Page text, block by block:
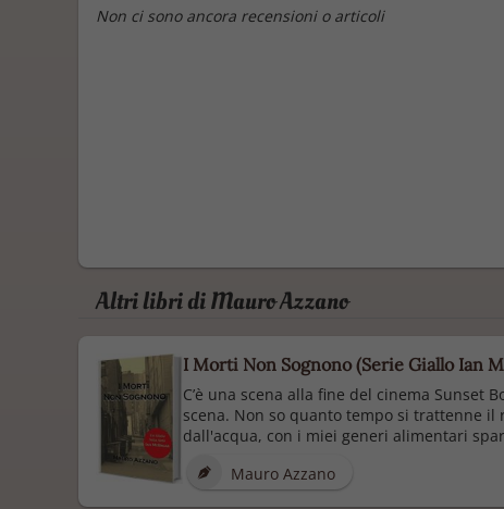
Non ci sono ancora recensioni o articoli
Altri libri di Mauro Azzano
I Morti Non Sognono (Serie Giallo Ian
C’è una scena alla fine del cinema Sunset
scena. Non so quanto tempo si trattenne
dall'acqua, con i miei generi alimentari
Mauro Azzano